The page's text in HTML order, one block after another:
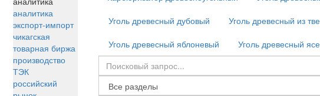
аналитика
экспорт-импорт
чикагская
товарная биржа
производство
ТЭК
российский
Уголь древесный дубовый
Уголь древесный из
Уголь древесный яблоневый
Уголь древесный